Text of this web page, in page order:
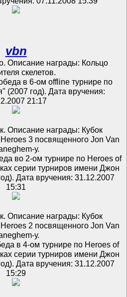
vbn
Описание награды: Кольцо
скелетов.
в 6-ом offline турнире по
(2007 год). Дата вручения:
21:17
Описание награды: Кубок
3 посвященного Jon Van
у.
во 2-ом турнире по Heroes of
серии турниров имени Джон
Дата вручения: 31.12.2007
15:31
Описание награды: Кубок
2 посвященного Jon Van
у.
в 4-ом турнире по Heroes of
серии турниров имени Джон
Дата вручения: 31.12.2007
15:29